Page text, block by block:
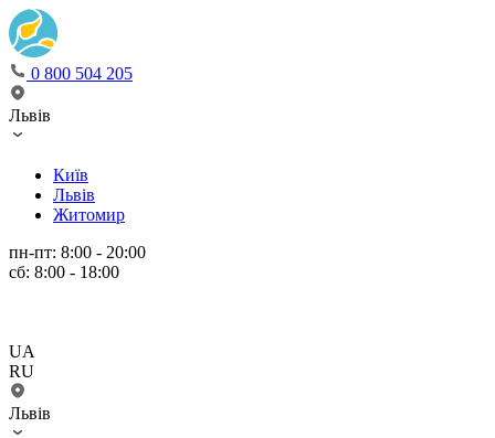
0 800 504 205
Львів
Київ
Львів
Житомир
пн-пт: 8:00 - 20:00
сб: 8:00 - 18:00
UA
RU
Львів